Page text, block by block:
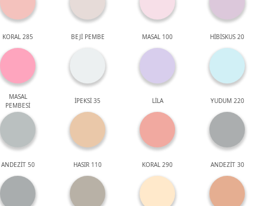
KORAL 285 BEJİ PEMBE MASAL 100 HİBİSKUS 20
MASAL
PEMBESİ
İPEKSİ 35 LİLA YUDUM 220
ANDEZİT 50 HASIR 110 KORAL 290 ANDEZİT 30